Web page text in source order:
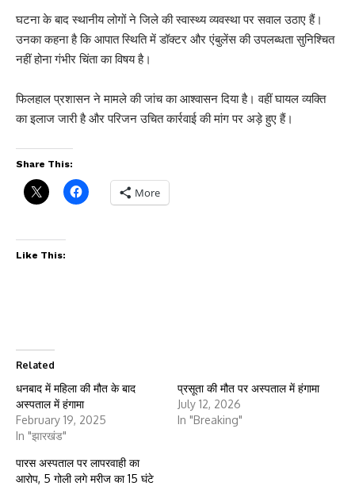
घटना के बाद स्थानीय लोगों ने जिले की स्वास्थ्य व्यवस्था पर सवाल उठाए हैं।
उनका कहना है कि आपात स्थिति में डॉक्टर और एंबुलेंस की उपलब्धता सुनिश्चित
नहीं होना गंभीर चिंता का विषय है।
फिलहाल प्रशासन ने मामले की जांच का आश्वासन दिया है। वहीं घायल व्यक्ति
का इलाज जारी है और परिजन उचित कार्रवाई की मांग पर अड़े हुए हैं।
Share This:
More
Like This:
Related
धनबाद में महिला की मौत के बाद
अस्पताल में हंगामा
February 19, 2025
In "झारखंड"
प्रसूता की मौत पर अस्पताल में हंगामा
July 12, 2026
In "Breaking"
पारस अस्पताल पर लापरवाही का
आरोप, 5 गोली लगे मरीज का 15 घंटे